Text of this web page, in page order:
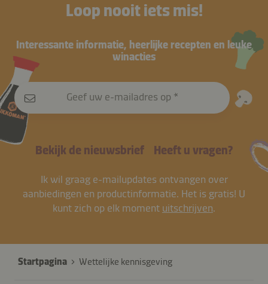
Loop nooit iets mis!
Interessante informatie, heerlijke recepten en leuke
winacties
Geef uw e-mailadres op
Bekijk de nieuwsbrief Heeft u vragen?
Ik wil graag e-mailupdates ontvangen over
aanbiedingen en productinformatie. Het is gratis! U
kunt zich op elk moment uitschrijven.
Startpagina Wettelijke kennisgeving